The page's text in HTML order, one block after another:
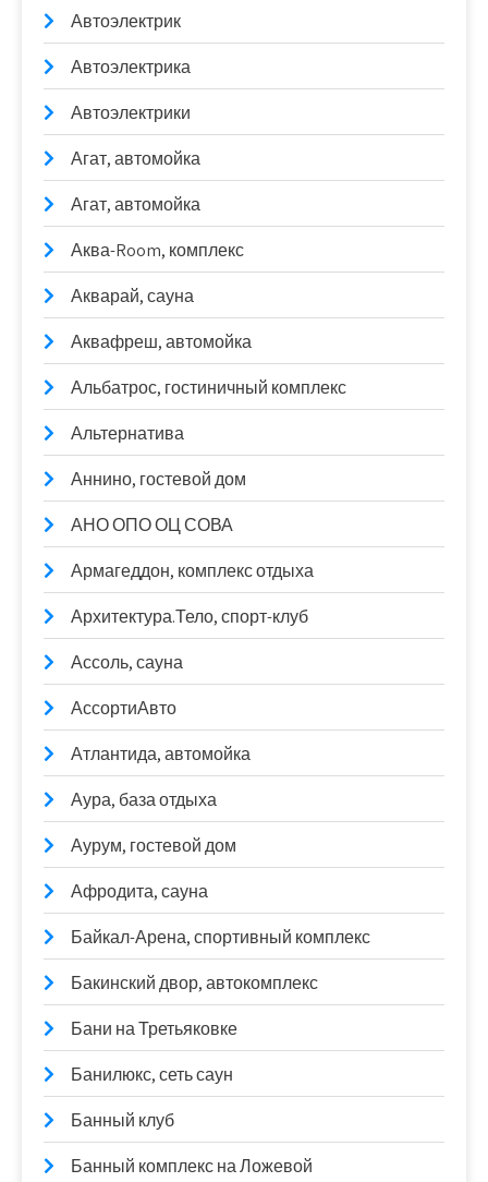
Автоэлектрик
Автоэлектрика
Автоэлектрики
Агат, автомойка
Агат, автомойка
Аква-Room, комплекс
Акварай, сауна
Аквафреш, автомойка
Альбатрос, гостиничный комплекс
Альтернатива
Аннино, гостевой дом
АНО ОПО ОЦ СОВА
Армагеддон, комплекс отдыха
Архитектура.Тело, спорт-клуб
Ассоль, сауна
АссортиАвто
Атлантида, автомойка
Аура, база отдыха
Аурум, гостевой дом
Афродита, сауна
Байкал-Арена, спортивный комплекс
Бакинский двор, автокомплекс
Бани на Третьяковке
Банилюкс, сеть саун
Банный клуб
Банный комплекс на Ложевой